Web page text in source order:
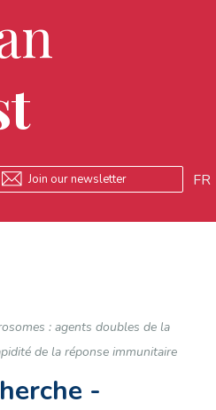
FR
: agents doubles de la
de la réponse immunitaire
-